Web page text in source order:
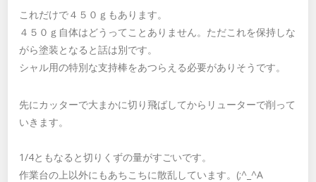
これだけで４５０ｇもあります。
４５０ｇ自体はどうってことありません。ただこれを保持しな
がら塗装となると話は別です。
シャル用の特別な支持棒をあつらえる必要がありそうです。
先にカッターで大まかに切り飛ばしてからリューターで削って
いきます。
1/4ともなると切りくずの量がすごいです。
作業台の上以外にもあちこちに散乱しています。(;^_^A